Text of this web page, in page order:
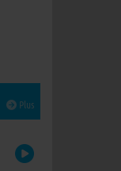
Plus